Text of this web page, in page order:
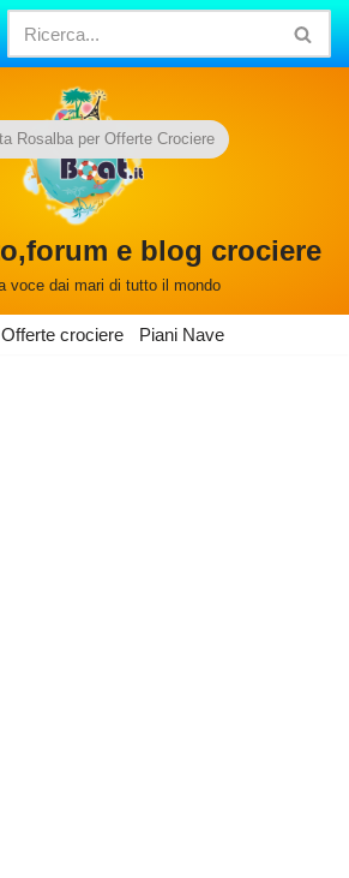
e blog crociere
voce dai mari di tutto il mondo
Offerte crociere Piani Nave
Rosalba per Offerte Crociere